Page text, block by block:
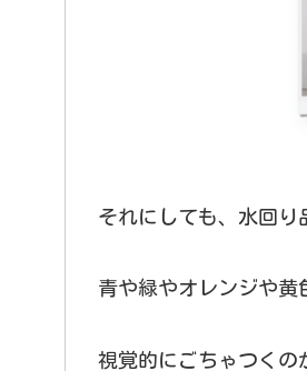
それにしても、水回り
青や緑やオレンジや黄
視覚的にごちゃつくの